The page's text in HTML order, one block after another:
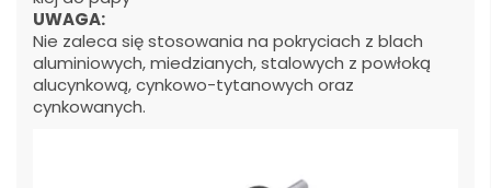
UWAGA:
Nie zaleca się stosowania na pokryciach z blach
aluminiowych, miedzianych, stalowych z powłoką
alucynkową, cynkowo-tytanowych oraz
cynkowanych.